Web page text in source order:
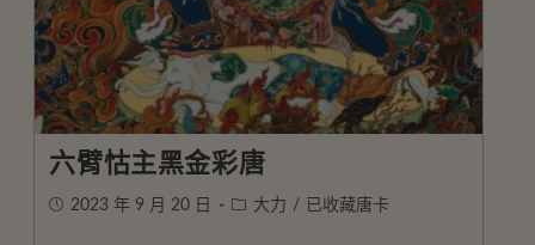
六臂怙主黑金彩唐
2023 年 9 月 20 日 大力 / 已收藏唐卡